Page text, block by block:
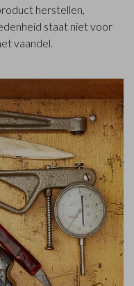
herstellen,
staat niet voor
vaandel.